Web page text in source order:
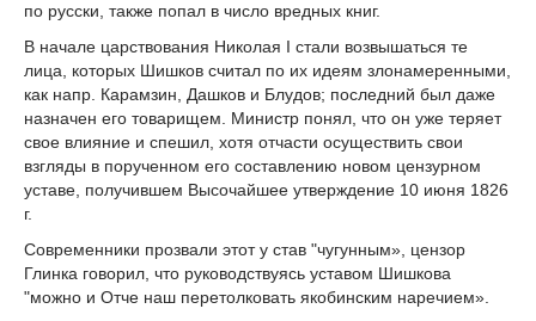
по русски, также попал в число вредных книг.
В начале царствования Николая I стали возвышаться те
лица, которых Шишков считал по их идеям злонамеренными,
как напр. Карамзин, Дашков и Блудов; последний был даже
назначен его товарищем. Министр понял, что он уже теряет
свое влияние и спешил, хотя отчасти осуществить свои
взгляды в порученном его составлению новом цензурном
уставе, получившем Высочайшее утверждение 10 июня 1826
г.
Современники прозвали этот у став "чугунным», цензор
Глинка говорил, что руководствуясь уставом Шишкова
"можно и Отче наш перетолковать якобинским наречием».